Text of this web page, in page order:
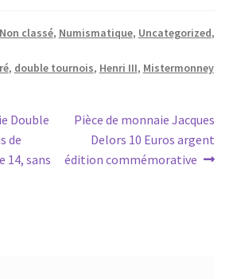
Non classé, Numismatique, Uncategorized,
, double tournois, Henri III, Mistermonney
Double
de
14, sans
Pièce de monnaie Jacques
Delors 10 Euros argent
édition commémorative